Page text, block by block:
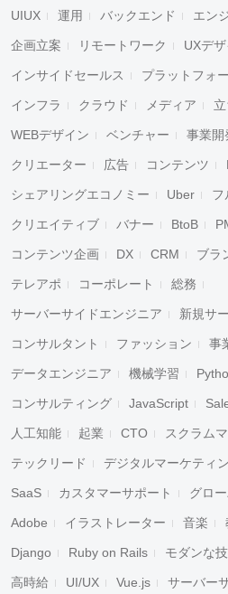
UIUX 運用 バックエンド エン
企画立案 リモートワーク UXデ
インサイドセールス プラットフォ
インフラ クラウド メディア
WEBデザイン ベンチャー 事業開
クリエーター 広告 コンテンツ
シェアリングエコノミー Uber フ
クリエイティブ バナー BtoB
コンテンツ企画 DX CRM ブラ
テレアポ コーポレート 総務
サーバーサイドエンジニア 新規サ
コンサルタント ファッション 事
データエンジニア 機械学習
コンサルティング JavaScript
人工知能 起業 CTO スクラム
テックリード デジタルマーケティ
SaaS カスタマーサポート グロ
Adobe イラストレーター 音楽
Django Ruby on Rails モダンな
高時給 UI/UX Vue.js サーバー